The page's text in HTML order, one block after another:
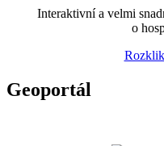
Interaktivní a velmi
o
Geoportál